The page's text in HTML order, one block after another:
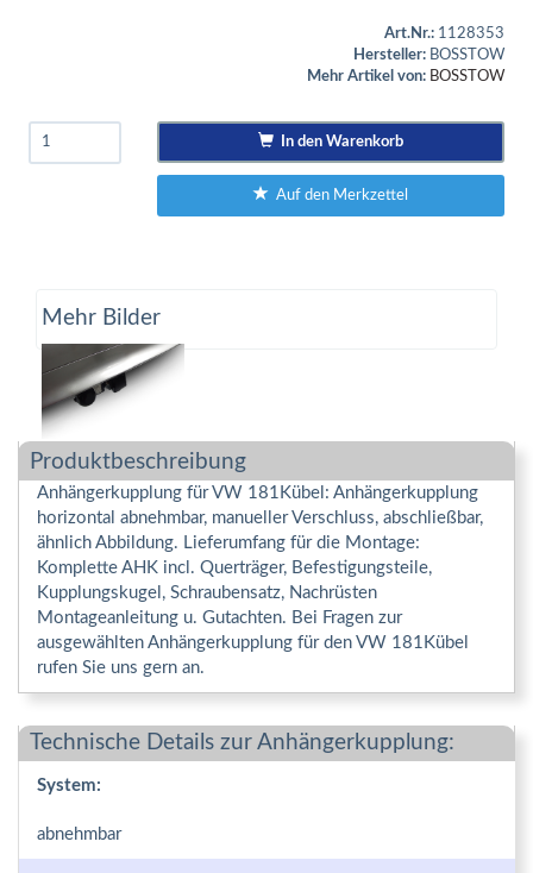
Art.Nr.: 1128353
Hersteller: BOSSTOW
Mehr Artikel von: BOSSTOW
In den Warenkorb
Auf den Merkzettel
Mehr Bilder
Produktbeschreibung
Anhängerkupplung für VW 181Kübel: Anhängerkupplung
horizontal abnehmbar, manueller Verschluss, abschließbar,
ähnlich Abbildung. Lieferumfang für die Montage:
Komplette AHK incl. Querträger, Befestigungsteile,
Kupplungskugel, Schraubensatz, Nachrüsten
Montageanleitung u. Gutachten. Bei Fragen zur
ausgewählten Anhängerkupplung für den VW 181Kübel
rufen Sie uns gern an.
Technische Details zur Anhängerkupplung:
System:
abnehmbar